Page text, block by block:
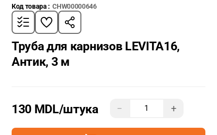
Код товара : CHW00000646
Труба для карнизов LEVITA16,
Антик, 3 м
130 MDL/штука − +